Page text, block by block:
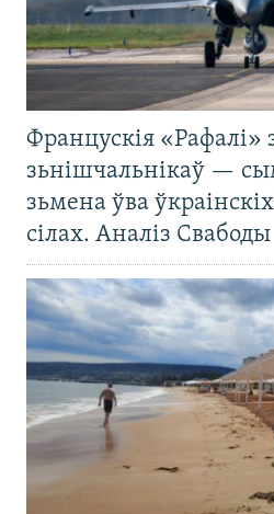
Францускія «Рафалі»
зьнішчальнікаў —
зьмена ўва
сілах. Аналіз Свабоды